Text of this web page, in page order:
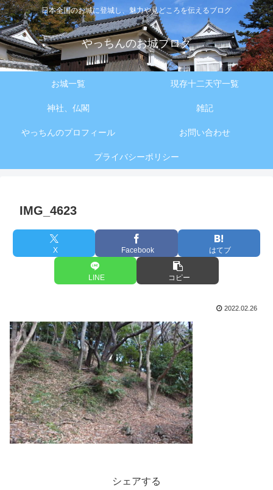
日本全国のお城に登城し、魅力や見どころを伝えるブログ
やっちんのお城ブログ
お城一覧 現存十二天守一覧
神社、仏閣 雑記
やっちんのプロフィール お問い合わせ
プライバシーポリシー
IMG_4623
X Facebook はてブ
LINE コピー
2022.02.26
シェアする